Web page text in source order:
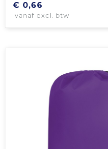
€ 0,66
vanaf excl. btw